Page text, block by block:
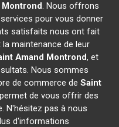
Montrond. Nous offrons
pour vous donner
satisfaits nous ont fait
maintenance de leur
Amand Montrond, et
Nous sommes
de commerce deSaint
de vous offrir des
N'hésitez pas à nous
d'informations